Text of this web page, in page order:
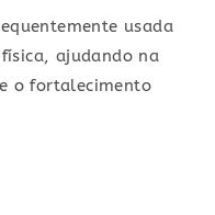
usada
ajudando na
o fortalecimento